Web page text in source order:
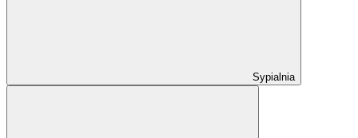
Sypialnia